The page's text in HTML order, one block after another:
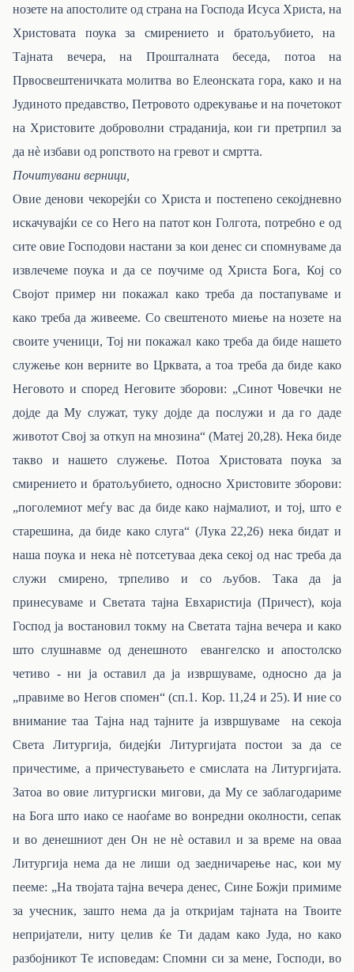
нозете на апостолите од страна на Господа Исуса Христа, на
Христовата поука за смирението и братољубието, на
Тајната вечера, на Прошталната беседа, потоа на
Првосвештеничката молитва во Елеонската гора, како и на
Јудиното предавство, Петровото одрекување и на почетокот
на Христовите доброволни страданија, кои ги претрпил за
да нѐ избави од ропството на гревот и смртта.
Почитувани верници,
Овие денови чекорејќи со Христа и постепено секојдневно
искачувајќи се со Него на патот кон Голгота, потребно е од
сите овие Господови настани за кои денес си спомнуваме да
извлечеме поука и да се поучиме од Христа Бога, Кој со
Својот пример ни покажал како треба да постапуваме и
како треба да живееме. Со свештеното миење на нозете на
своите ученици, Тој ни покажал како треба да биде нашето
служење кон верните во Црквата, а тоа треба да биде како
Неговото и според Неговите зборови: „Синот Човечки не
дојде да Му служат, туку дојде да послужи и да го даде
животот Свој за откуп на мнозина“ (Матеј 20,28). Нека биде
такво и нашето служење. Потоа Христовата поука за
смирението и братољубието, односно Христовите зборови:
„поголемиот меѓу вас да биде како најмалиот, и тој, што е
старешина, да биде како слуга“ (Лука 22,26) нека бидат и
наша поука и нека нѐ потсетуваа дека секој од нас треба да
служи смирено, трпеливо и со љубов. Така да ја
принесуваме и Светата тајна Евхаристија (Причест), која
Господ ја востановил токму на Светата тајна вечера и како
што слушнавме од денешното евангелско и апостолско
четиво - ни ја оставил да ја извршуваме, односно да ја
„правиме во Негов спомен“ (сп.1. Кор. 11,24 и 25). И ние со
внимание таа Тајна над тајните ја извршуваме на секоја
Света Литургија, бидејќи Литургијата постои за да се
причестиме, а причестувањето е смислата на Литургијата.
Затоа во овие литургиски мигови, да Му се заблагодариме
на Бога што иако се наоѓаме во вонредни околности, сепак
и во денешниот ден Он не нѐ оставил и за време на оваа
Литургија нема да не лиши од заедничарење нас, кои му
пееме: „На твојата тајна вечера денес, Сине Божји примиме
за учесник, зашто нема да ја откријам тајната на Твоите
непријатели, ниту целив ќе Ти дадам како Јуда, но како
разбојникот Те исповедам: Спомни си за мене, Господи, во